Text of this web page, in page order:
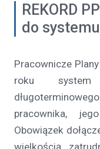
REKORD
do
Pracownicze
roku system
pracownika,
Obowiązek
wielkością